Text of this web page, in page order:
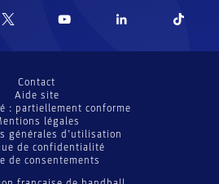
Contact
Aide site
: partiellement conforme
légales
générales d’utilisation
de confidentialité
de consentements